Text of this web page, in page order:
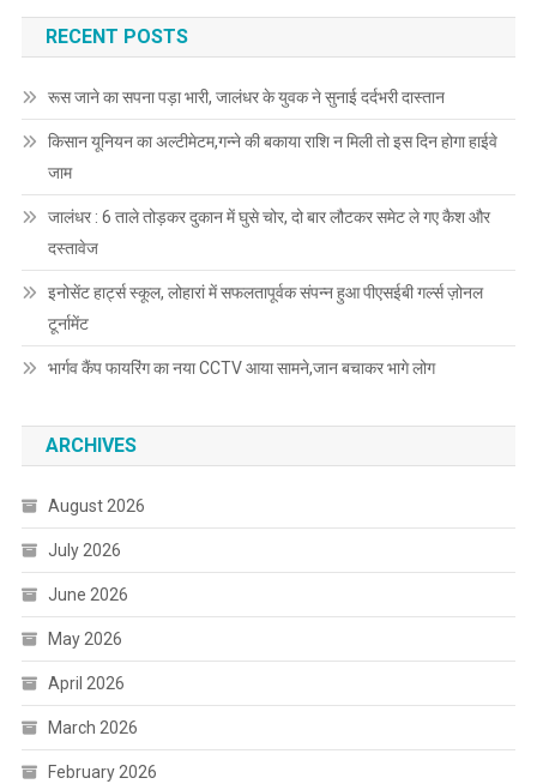
RECENT POSTS
रूस जाने का सपना पड़ा भारी, जालंधर के युवक ने सुनाई दर्दभरी दास्तान
किसान यूनियन का अल्टीमेटम,गन्ने की बकाया राशि न मिली तो इस दिन होगा हाईवे
जाम
जालंधर : 6 ताले तोड़कर दुकान में घुसे चोर, दो बार लौटकर समेट ले गए कैश और
दस्तावेज
इनोसेंट हार्ट्स स्कूल, लोहारां में सफलतापूर्वक संपन्न हुआ पीएसईबी गर्ल्स ज़ोनल
टूर्नामेंट
भार्गव कैंप फायरिंग का नया CCTV आया सामने,जान बचाकर भागे लोग
ARCHIVES
August 2026
July 2026
June 2026
May 2026
April 2026
March 2026
February 2026